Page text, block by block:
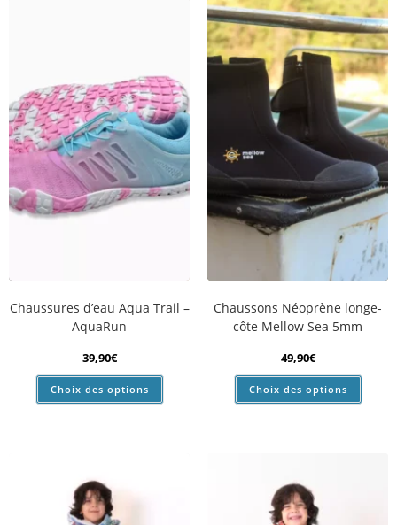
Chaussures d’eau Aqua Trail –
AquaRun
39,90€
Choix des options
Chaussons Néoprène longe-
côte Mellow Sea 5mm
49,90€
Choix des options
Inscrivez-vous et profitez de l'offre
MOINS 10%
commande en ligne